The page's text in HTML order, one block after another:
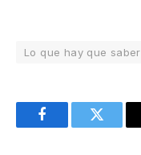
Lo que hay que saber
FacebookTwitter